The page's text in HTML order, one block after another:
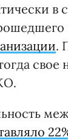
.
свое